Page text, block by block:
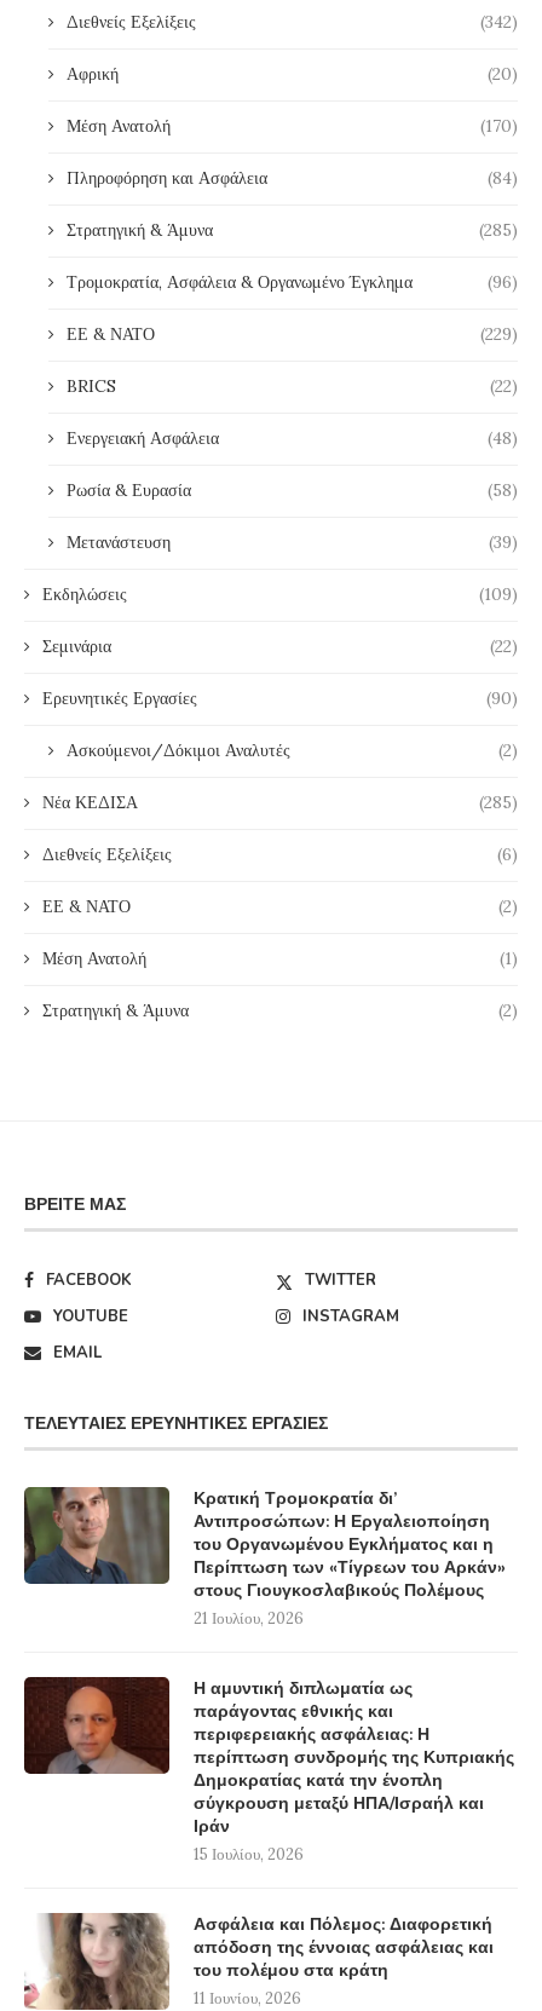
Διεθνείς Εξελίξεις (342)
Αφρική (20)
Μέση Ανατολή (170)
Πληροφόρηση και Ασφάλεια (84)
Στρατηγική & Άμυνα (285)
Τρομοκρατία, Ασφάλεια & Οργανωμένο Έγκλημα (96)
ΕΕ & ΝΑΤΟ (229)
BRICS (22)
Ενεργειακή Ασφάλεια (48)
Ρωσία & Ευρασία (58)
Μετανάστευση (39)
Εκδηλώσεις (109)
Σεμινάρια (22)
Ερευνητικές Εργασίες (90)
Ασκούμενοι/Δόκιμοι Αναλυτές (2)
Νέα ΚΕΔΙΣΑ (285)
Διεθνείς Εξελίξεις (6)
ΕΕ & ΝΑΤΟ (2)
Μέση Ανατολή (1)
Στρατηγική & Άμυνα (2)
ΒΡΕΊΤΕ ΜΑΣ
FACEBOOK
TWITTER
YOUTUBE
INSTAGRAM
EMAIL
ΤΕΛΕΥΤΑΊΕΣ ΕΡΕΥΝΗΤΙΚΈΣ ΕΡΓΑΣΊΕΣ
Κρατική Τρομοκρατία δι’
Αντιπροσώπων: Η Εργαλειοποίηση
του Οργανωμένου Εγκλήματος και η
Περίπτωση των «Τίγρεων του Αρκάν»
στους Γιουγκοσλαβικούς Πολέμους
21 Ιουλίου, 2026
Η αμυντική διπλωματία ως
παράγοντας εθνικής και
περιφερειακής ασφάλειας: Η
περίπτωση συνδρομής της Κυπριακής
Δημοκρατίας κατά την ένοπλη
σύγκρουση μεταξύ ΗΠΑ/Ισραήλ και
Ιράν
15 Ιουλίου, 2026
Ασφάλεια και Πόλεμος: Διαφορετική
απόδοση της έννοιας ασφάλειας και
του πολέμου στα κράτη
11 Ιουνίου, 2026